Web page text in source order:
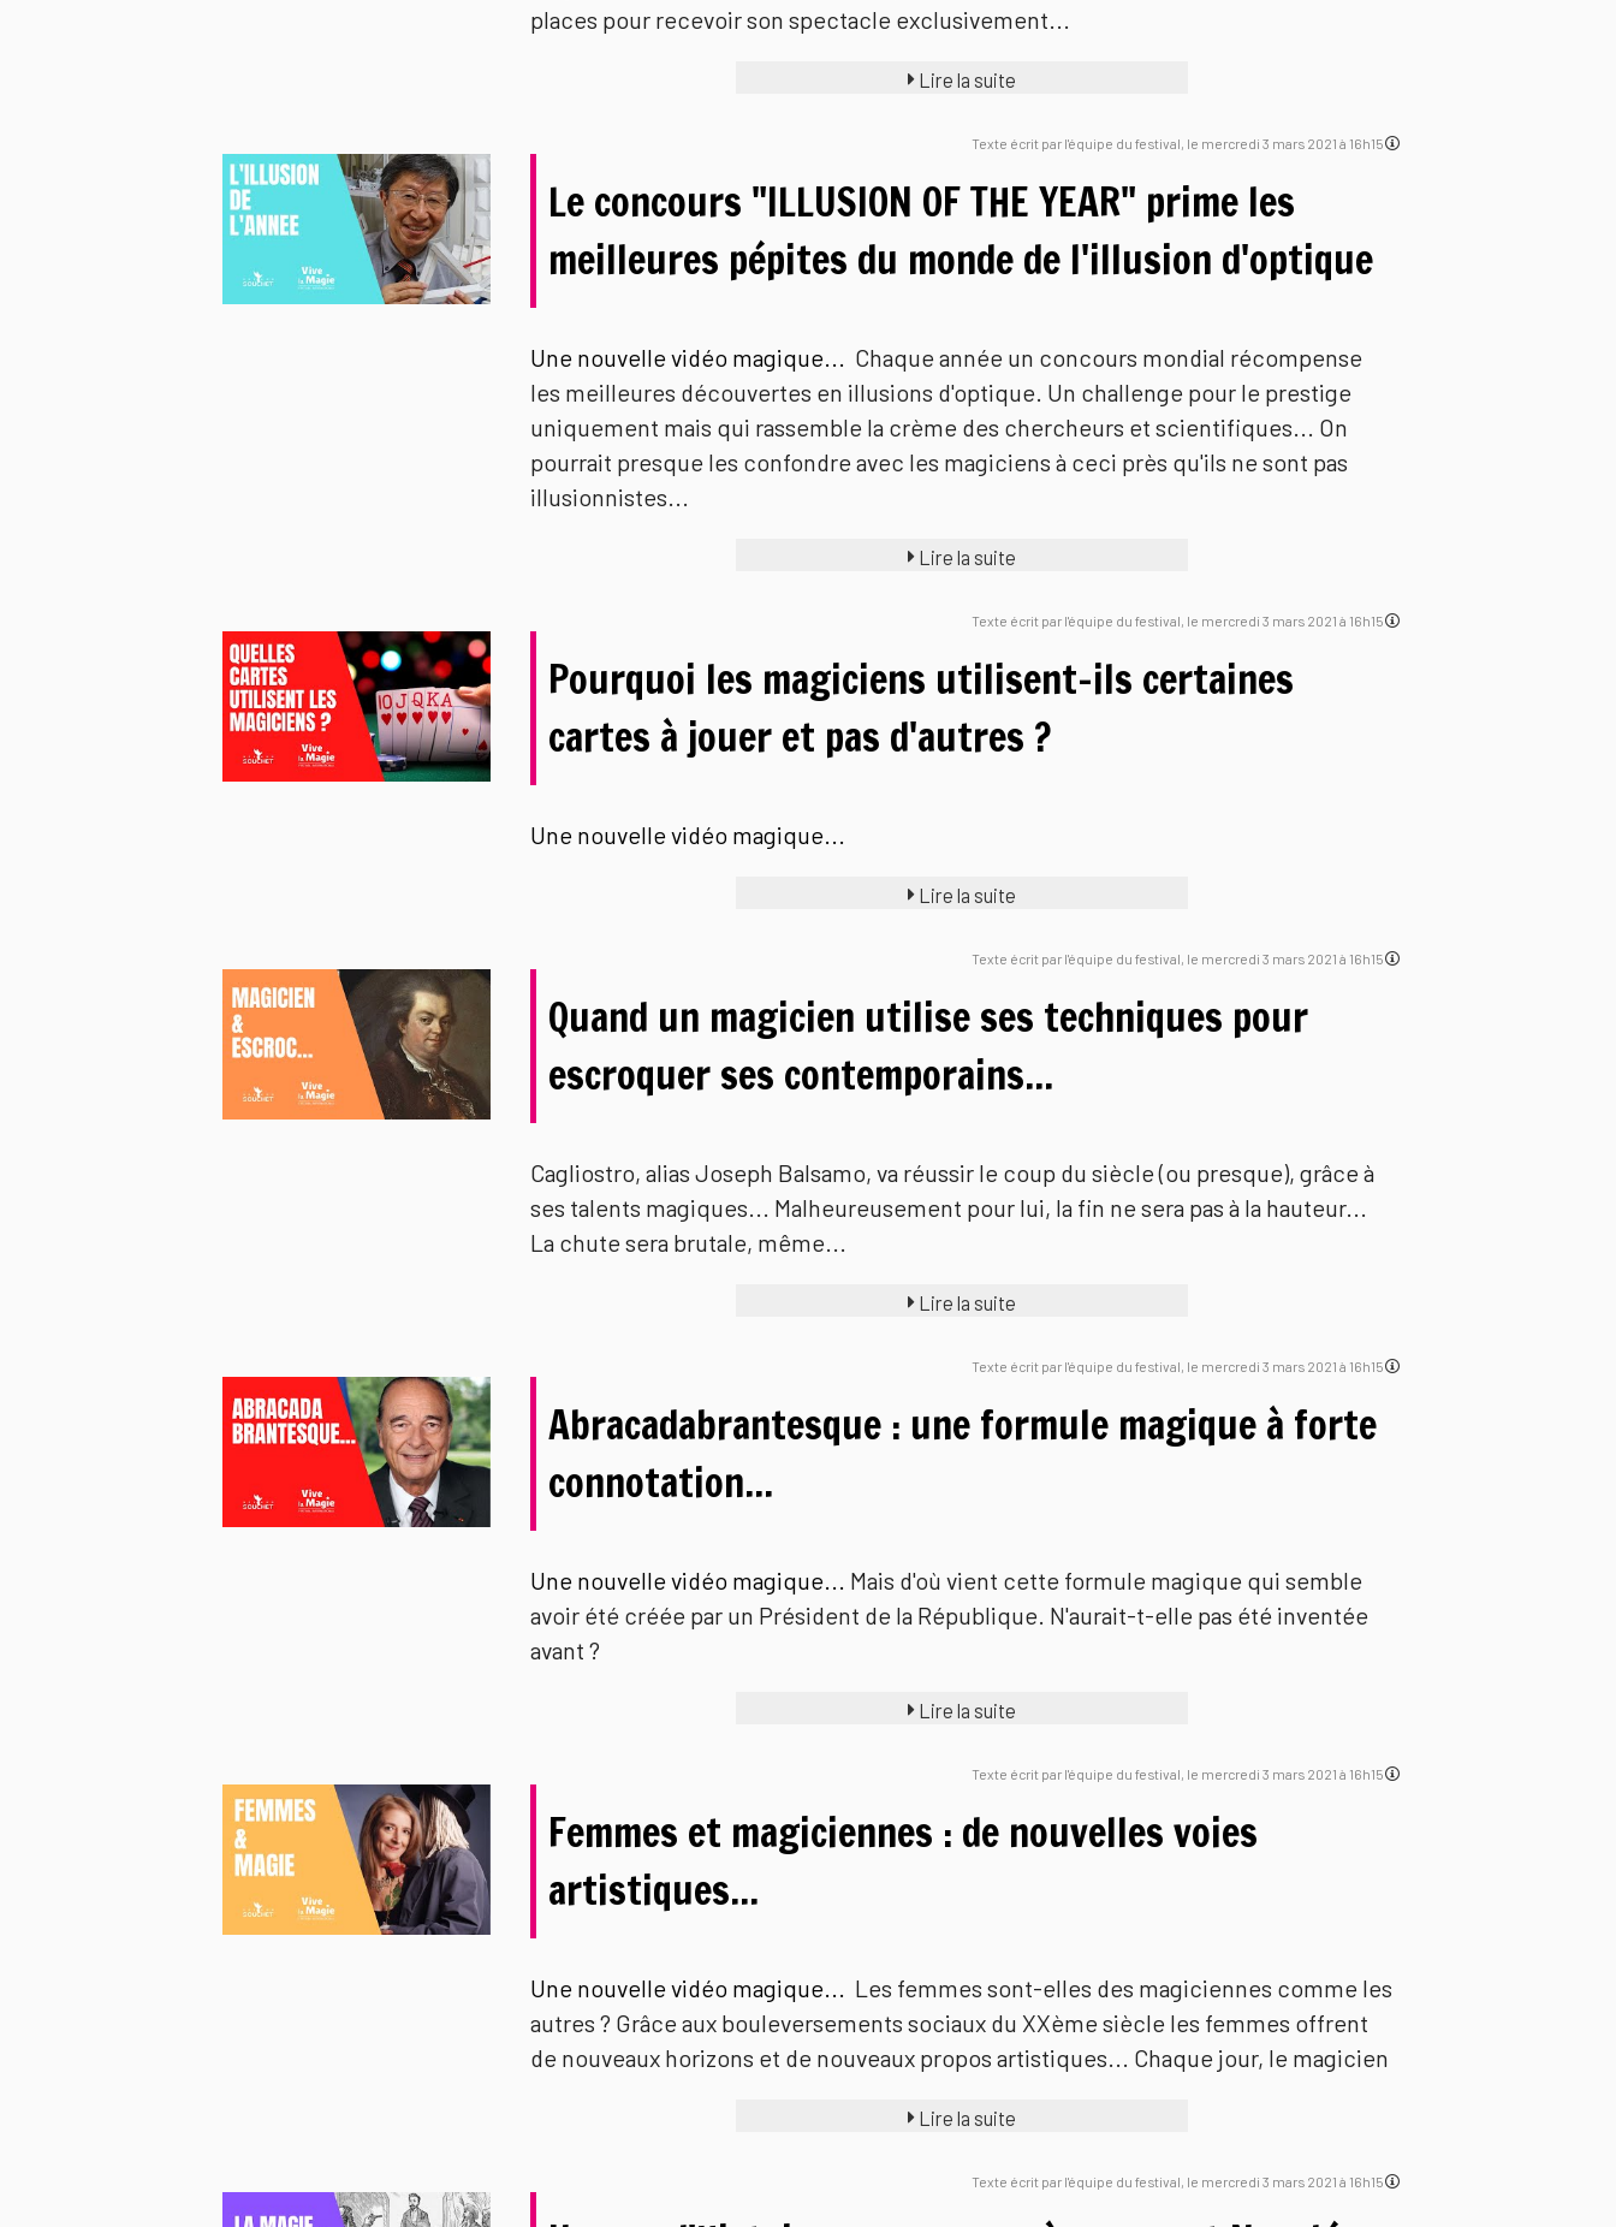
places pour recevoir son spectacle exclusivement...
Lire la suite
Texte écrit par l'équipe du festival, le mercredi 3 mars 2021 à 16h15
Le concours "ILLUSION OF THE YEAR" prime les
meilleures pépites du monde de l'illusion d'optique
Une nouvelle vidéo magique... Chaque année un concours mondial récompense
les meilleures découvertes en illusions d'optique. Un challenge pour le prestige
uniquement mais qui rassemble la crème des chercheurs et scientifiques... On
pourrait presque les confondre avec les magiciens à ceci près qu'ils ne sont pas
illusionnistes...
Lire la suite
Texte écrit par l'équipe du festival, le mercredi 3 mars 2021 à 16h15
Pourquoi les magiciens utilisent-ils certaines
cartes à jouer et pas d'autres ?
Une nouvelle vidéo magique...
Lire la suite
Texte écrit par l'équipe du festival, le mercredi 3 mars 2021 à 16h15
Quand un magicien utilise ses techniques pour
escroquer ses contemporains...
Cagliostro, alias Joseph Balsamo, va réussir le coup du siècle (ou presque), grâce à
ses talents magiques... Malheureusement pour lui, la fin ne sera pas à la hauteur...
La chute sera brutale, même...
Lire la suite
Texte écrit par l'équipe du festival, le mercredi 3 mars 2021 à 16h15
Abracadabrantesque : une formule magique à forte
connotation...
Une nouvelle vidéo magique... Mais d'où vient cette formule magique qui semble
avoir été créée par un Président de la République. N'aurait-t-elle pas été inventée
avant ?
Lire la suite
Texte écrit par l'équipe du festival, le mercredi 3 mars 2021 à 16h15
Femmes et magiciennes : de nouvelles voies
artistiques...
Une nouvelle vidéo magique... Les femmes sont-elles des magiciennes comme les
autres ? Grâce aux bouleversements sociaux du XXème siècle les femmes offrent
de nouveaux horizons et de nouveaux propos artistiques... Chaque jour, le magicien
Lire la suite
Texte écrit par l'équipe du festival, le mercredi 3 mars 2021 à 16h15